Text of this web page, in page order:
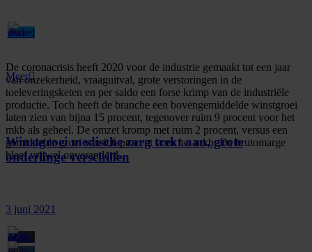
De coronacrisis heeft 2020 voor de industrie gemaakt tot een jaar
van onzekerheid, vraaguitval, grote verstoringen in de
toeleveringsketen en per saldo een forse krimp van de industriële
productie. Toch heeft de branche een bovengemiddelde winstgroei
laten zien van bijna 15 procent, tegenover ruim 9 procent voor het
mkb als geheel. De omzet kromp met ruim 2 procent, versus een
gemiddelde groei van 0,6 procent voor het mkb. De brutomarge
bleef vrijwel onveranderd.
Meer
Winstgroei medische zorg trekt aan, grote
onderlinge verschillen
3 juni 2021